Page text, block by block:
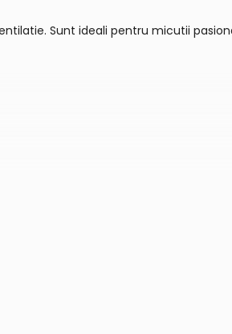
Sunt ideali pentru micutii